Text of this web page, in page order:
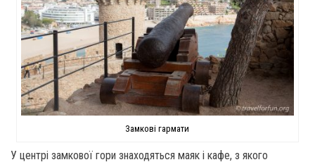
Замкові гармати
У центрі замкової гори знаходяться маяк і кафе, з якого